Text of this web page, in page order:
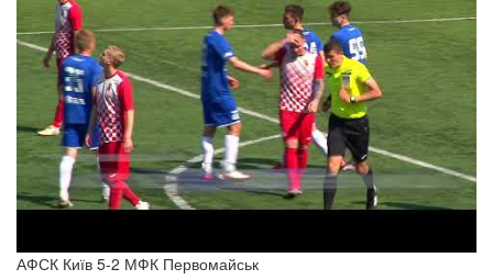
АФСК Київ 5-2 МФК Первомайськ